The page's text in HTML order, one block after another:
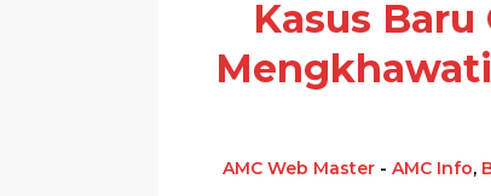
Kasus
AMC Web Master- AMC Info,